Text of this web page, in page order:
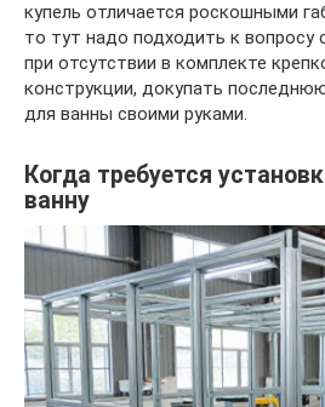
купель отличается роскошными
то тут надо подходить к
при отсутствии в комплекте
конструкции, докупать
для ванны своими руками.
Когда требуется
ванну